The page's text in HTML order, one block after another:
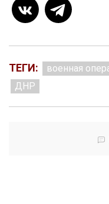
ТЕГИ: военная
ДНР